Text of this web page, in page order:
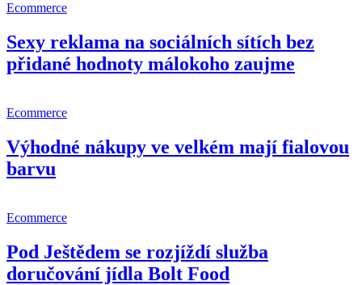
Ecommerce
Sexy reklama na sociálních sítích bez
přidané hodnoty málokoho zaujme
Ecommerce
Výhodné nákupy ve velkém mají fialovou
barvu
Ecommerce
Pod Ještědem se rozjíždí služba
doručování jídla Bolt Food